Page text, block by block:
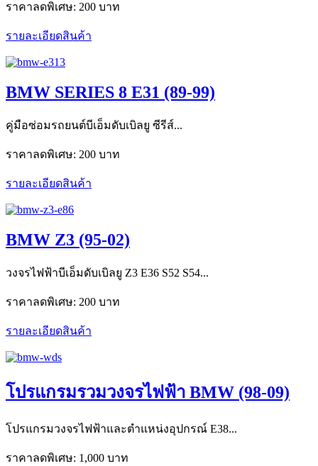
ราคาลดพิเศษ: 200 บาท
รายละเอียดสินค้า
BMW SERIES 8 E31 (89-99)
คู่มือซ่อมรถยนต์บีเอ็มดับเบิลยู ซีรีส์...
ราคาลดพิเศษ: 200 บาท
รายละเอียดสินค้า
BMW Z3 (95-02)
วงจรไฟฟ้าบีเอ็มดับเบิลยู Z3 E36 S52 S54...
ราคาลดพิเศษ: 200 บาท
รายละเอียดสินค้า
โปรแกรมรวมวงจรไฟฟ้า BMW (98-09)
โปรแกรมวงจรไฟฟ้าและตำแหน่งอุปกรณ์ E38...
ราคาลดพิเศษ: 1,000 บาท